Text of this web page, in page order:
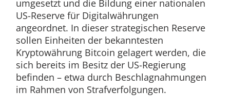
umgesetzt und die Bildung einer nationalen
US-Reserve für Digitalwährungen
angeordnet. In dieser strategischen Reserve
sollen Einheiten der bekanntesten
Kryptowährung Bitcoin gelagert werden, die
sich bereits im Besitz der US-Regierung
befinden – etwa durch Beschlagnahmungen
im Rahmen von Strafverfolgungen.